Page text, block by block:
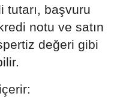
tutarı, başvuru
notu ve satın
değeri gibi